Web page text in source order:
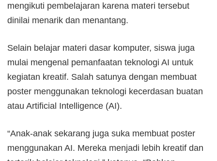
mengikuti pembelajaran karena materi tersebut
dinilai menarik dan menantang.
Selain belajar materi dasar komputer, siswa juga
mulai mengenal pemanfaatan teknologi AI untuk
kegiatan kreatif. Salah satunya dengan membuat
poster menggunakan teknologi kecerdasan buatan
atau Artificial Intelligence (AI).
“Anak-anak sekarang juga suka membuat poster
menggunakan AI. Mereka menjadi lebih kreatif dan